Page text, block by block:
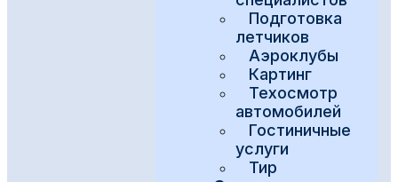
Подготовка
летчиков
Аэроклубы
Картинг
Техосмотр
автомобилей
Гостиничные
услуги
Тир